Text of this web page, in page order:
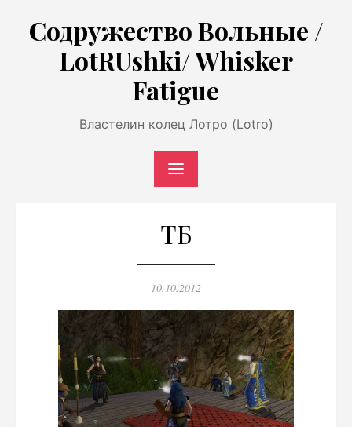
содержимому
Содружество Вольные /
LotRUshki/ Whisker
Fatigue
Властелин колец Лотро (Lotro)
ТБ
Опубликовано
10.10.2012